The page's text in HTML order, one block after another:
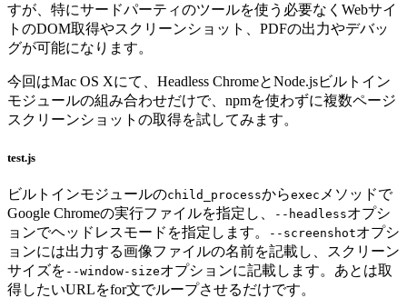
すが、特にサードパーティのツールを使う必要なくWebサイ
トのDOM取得やスクリーンショット、PDFの出力やデバッ
グが可能になります。
今回はMac OS Xにて、Headless ChromeとNode.jsビルトイン
モジュールの組み合わせだけで、npmを使わずに複数ページ
スクリーンショットの取得を試してみます。
test.js
ビルトインモジュールのchild_processからexec メソッドで
Google Chromeの実行ファイルを指定し、
--headlessオプシ
ョンでヘッドレスモードを指定します。
--screenshotオプシ
ョンには出力する画像ファイルの名前を記載し、スクリーン
サイズを --window-sizeオプションに記載します。あとは取
得したいURLをfor文でループさせるだけです。